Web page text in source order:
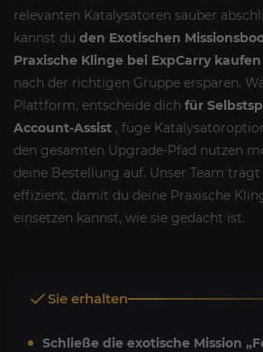
relevanten Katalysatoren sauber
kannst du den Exotischen
Praxische Klinge bei ExpCarry kaufen
nach der richtigen Gruppe ersparen.
Plattform, entscheide dich für
Account-Assist , füge
den gesamten Upgrade-Pfad nutzen
deine Bestellung auf. Unser Team trägt
effizient, damit du deine Praxische
einsetzen kannst, wie sie gedacht ist.
Sie erhalten
Schließe die exotische Mission